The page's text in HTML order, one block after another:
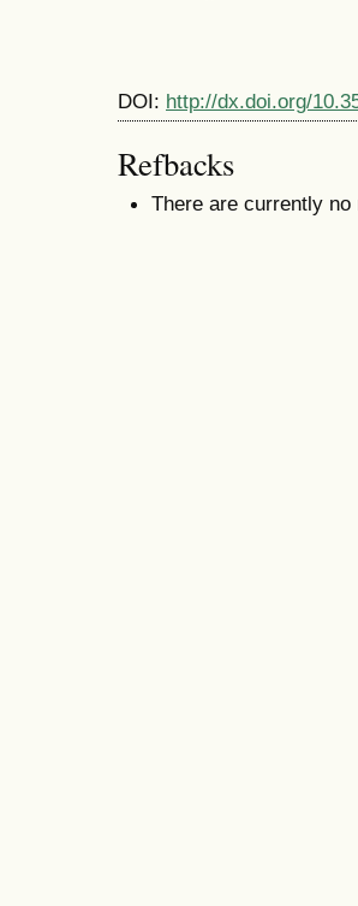
DOI: http://dx.doi.org/
Refbacks
There are currently no